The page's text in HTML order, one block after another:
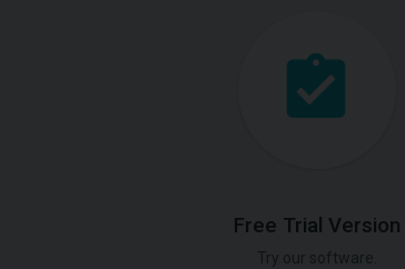
Free Trial Version